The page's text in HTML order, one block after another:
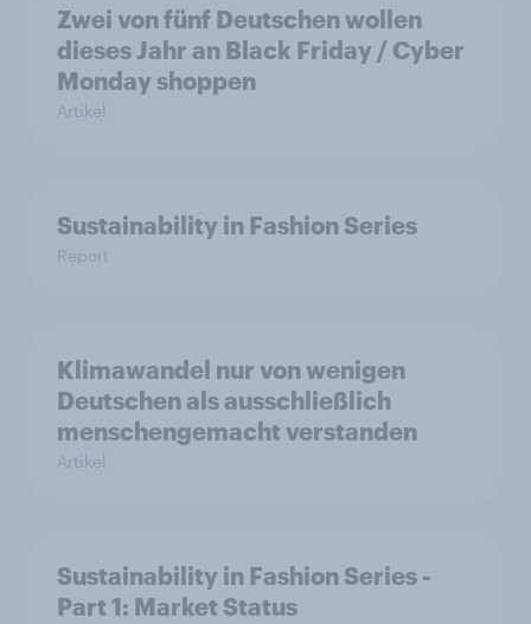
Zwei von fünf Deutschen wollen
dieses Jahr an Black Friday / Cyber
Monday shoppen
Artikel
Sustainability in Fashion Series
Report
Klimawandel nur von wenigen
Deutschen als ausschließlich
menschengemacht verstanden
Artikel
Sustainability in Fashion Series -
Part 1: Market Status